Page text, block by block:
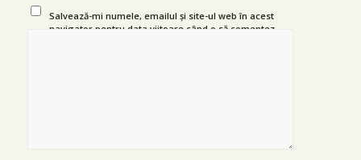
Salvează-mi numele, emailul și site-ul web în acest
navigator pentru data viitoare când o să comentez.